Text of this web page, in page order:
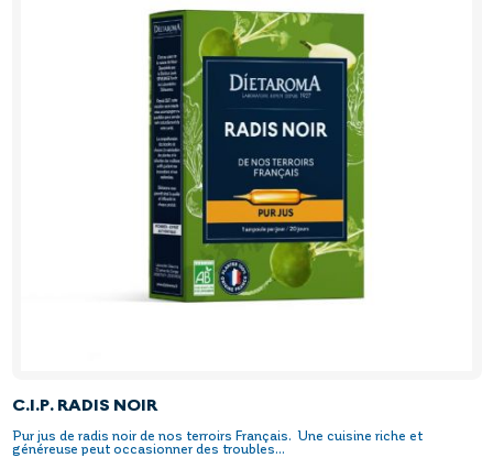
C.I.P. RADIS NOIR
Pur jus de radis noir de nos terroirs Français. Une cuisine riche et
généreuse peut occasionner des troubles...